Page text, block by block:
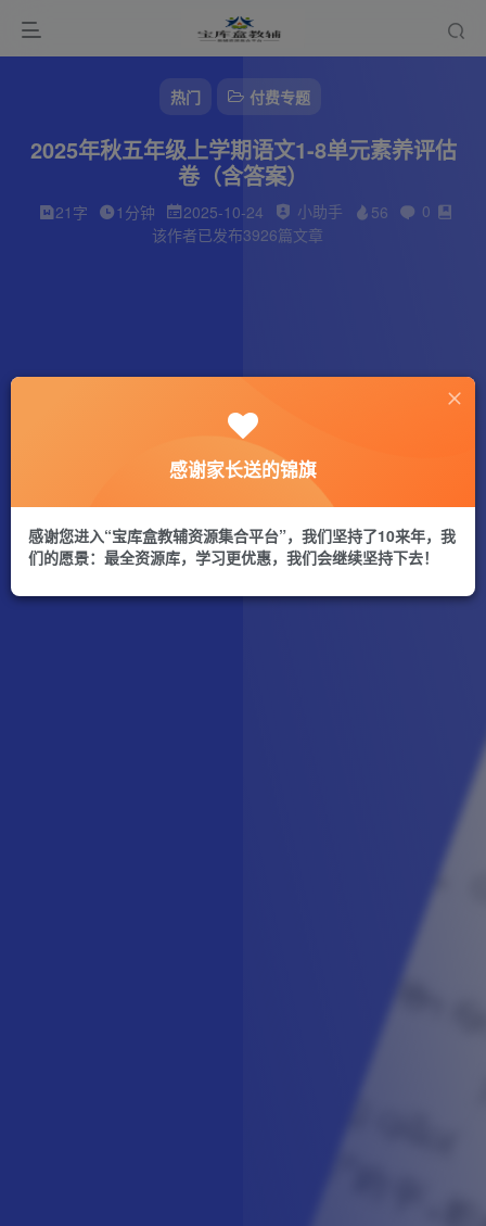
热门 付费专题
2025年秋五年级上学期语文1-8单元素养评估
卷（含答案）
21字 1分钟 2025-10-24 小助手 56
0
该作者已发布3926篇文章
感谢家长送的锦旗
感谢您进入“宝库盒教辅资源集合平台”，我们坚持了10来年，我
们的愿景：最全资源库，学习更优惠，我们会继续坚持下去！